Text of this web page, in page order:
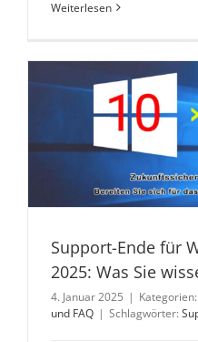
Weiterlesen
Support-Ende für
2025: Was Sie
4. Januar 2025 | Kategorien:
und FAQ | Schlagwörter: